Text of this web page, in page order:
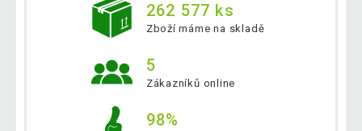
262 577 ks
Zboží máme na skladě
5
Zákazníků online
98%